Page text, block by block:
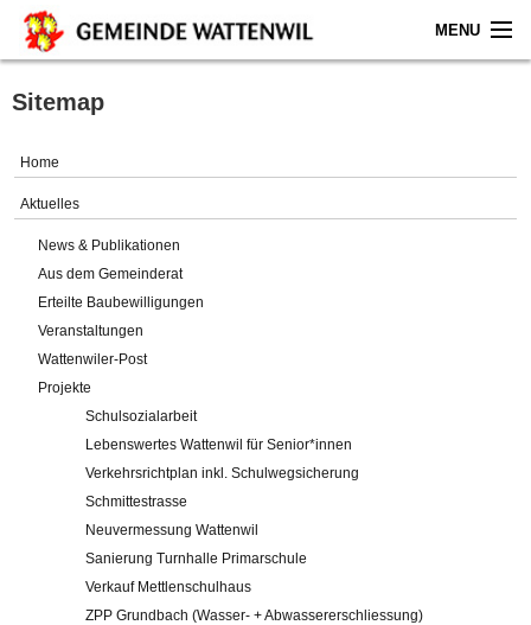
MENU
Home
Gemeinde
Verwaltung
Online-Service
Impressum
Sitemap
Home
Aktuelles
News & Publikationen
Aus dem Gemeinderat
Erteilte Baubewilligungen
Veranstaltungen
Wattenwiler-Post
Projekte
Schulsozialarbeit
Lebenswertes Wattenwil für Senior*innen
Verkehrsrichtplan inkl. Schulwegsicherung
Schmittestrasse
Neuvermessung Wattenwil
Sanierung Turnhalle Primarschule
Verkauf Mettlenschulhaus
ZPP Grundbach (Wasser- + Abwassererschliessung)